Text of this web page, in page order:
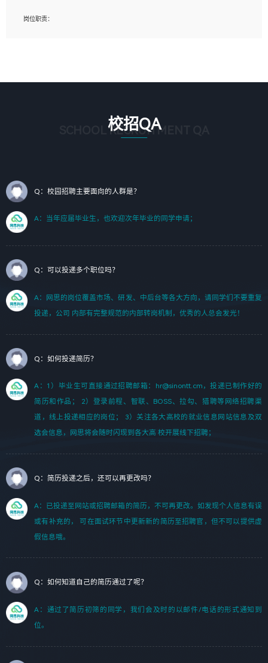
1、艺术设计类相关专业；（其中需求分析顾问不限专业）
岗位职责：
2. 熟悉 前端常用框架, 能独立完成设计给予的 UI 效果;
3. 有良好的代码习惯, 低级错误出现频率低;
7. 了解或熟悉 WebGL 及相关框架优先。
（岗位人员专职于行业应用解决方案、项目申报方案、投标方案的策划编写）
校招QA
SCHOOL RECRUITMENT QA
Q：校园招聘主要面向的人群是？
A：当年应届毕业生，也欢迎次年毕业的同学申请；
Q：可以投递多个职位吗？
A：网思的岗位覆盖市场、研发、中后台等各大方向，请同学们不要重复
投递，公司 内部有完整规范的内部转岗机制，优秀的人总会发光！
Q：如何投递简历？
A：1）毕业生可直接通过招聘邮箱：hr@sinontt.cm，投递已制作好的
简历和作品； 2）登录前程、智联、BOSS、拉勾、猎聘等网络招聘渠
道，线上投递相应的岗位； 3）关注各大高校的就业信息网站信息及双
选会信息，网思将会随时闪现到各大高 校开展线下招聘；
Q：简历投递之后，还可以再更改吗？
A：已投递至网站或招聘邮箱的简历，不可再更改。如发现个人信息有误
或有补充的， 可在面试环节中更新新的简历至招聘官，但不可以提供虚
假信息哦。
Q：如何知道自己的简历通过了呢？
A：通过了简历初筛的同学，我们会及时的以邮件/电话的形式通知到
位。